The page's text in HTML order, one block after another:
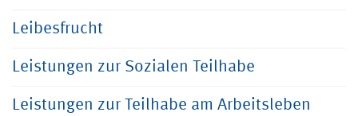
Leibesfrucht
Leistungen zur Sozialen Teilhabe
Leistungen zur Teilhabe am Arbeitsleben